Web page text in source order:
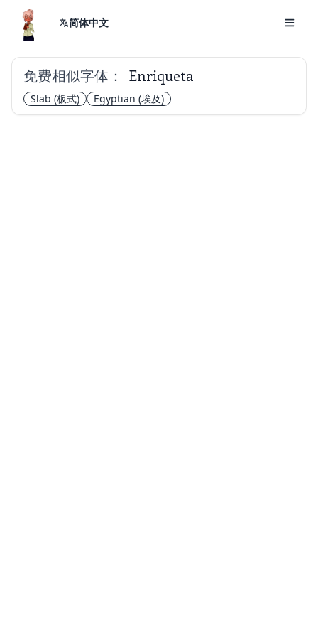
简体中文
免费相似字体： Enriqueta
Slab (板式) Egyptian (埃及)